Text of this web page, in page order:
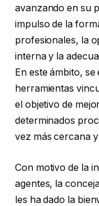
avanzando en su
impulso de la
profesionales, la
interna y la
En este ámbito,
herramientas
el objetivo de
determinados
vez más cercana
Con motivo de la
agentes, la
les ha dado la